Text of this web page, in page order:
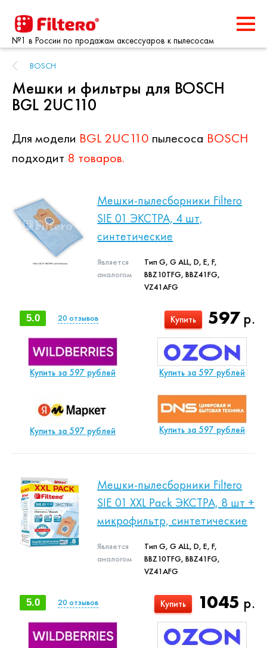
№1 в России по продажам аксессуаров к пылесосам
BOSCH
Мешки и фильтры для BOSCH
BGL 2UC110
Для модели BGL 2UC110 пылесоса BOSCH
подходит 8 товаров.
Мешки-пылесборники Filtero
SIE 01 ЭКСТРА, 4 шт,
синтетические
Является
аналогом
Тип G, G ALL, D, E, F,
BBZ10TFG, BBZ41FG,
VZ41AFG
597р.
Купить
5.0 20 отзывов
Купить за 597 рублей Купить за 597 рублей
Купить за 597 рублей Купить за 597 рублей
Мешки-пылесборники Filtero
SIE 01 XXL Pack ЭКСТРА, 8 шт +
микрофильтр, синтетические
Является
аналогом
Тип G, G ALL, D, E, F,
BBZ10TFG, BBZ41FG,
VZ41AFG
1045 р.
Купить
5.0 20 отзывов